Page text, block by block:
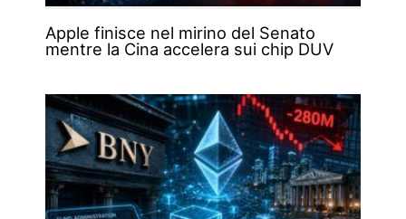
Apple finisce nel mirino del Senato
mentre la Cina accelera sui chip DUV